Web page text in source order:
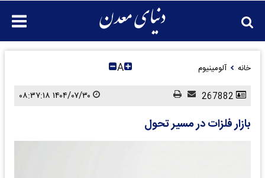
خانه آلومینیوم A
بازار فلزات در مسیر تحول